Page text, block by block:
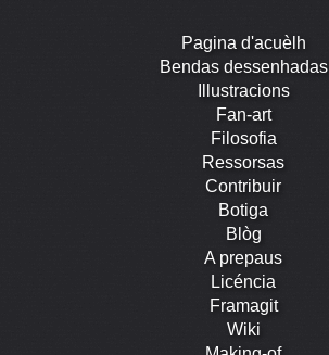
Pagina d'acuèlh
Bendas dessenhadas
Illustracions
Fan-art
Filosofia
Ressorsas
Contribuir
Botiga
Blòg
A prepaus
Licéncia
Framagit
Wiki